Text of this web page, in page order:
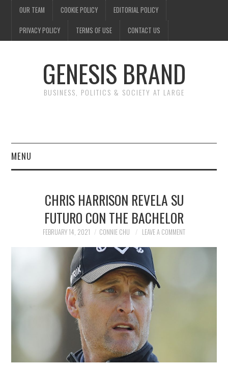
OUR TEAM COOKIE POLICY EDITORIAL POLICY
PRIVACY POLICY TERMS OF USE CONTACT US
GENESIS BRAND
BUSINESS, POLITICS & SOCIETY AT LARGE
MENU
FINANCE
SOCIETY
CHRIS HARRISON REVELA SU
FUTURO CON THE BACHELOR
FEBRUARY 14, 2021 CONNIE CHU LEAVE A COMMENT